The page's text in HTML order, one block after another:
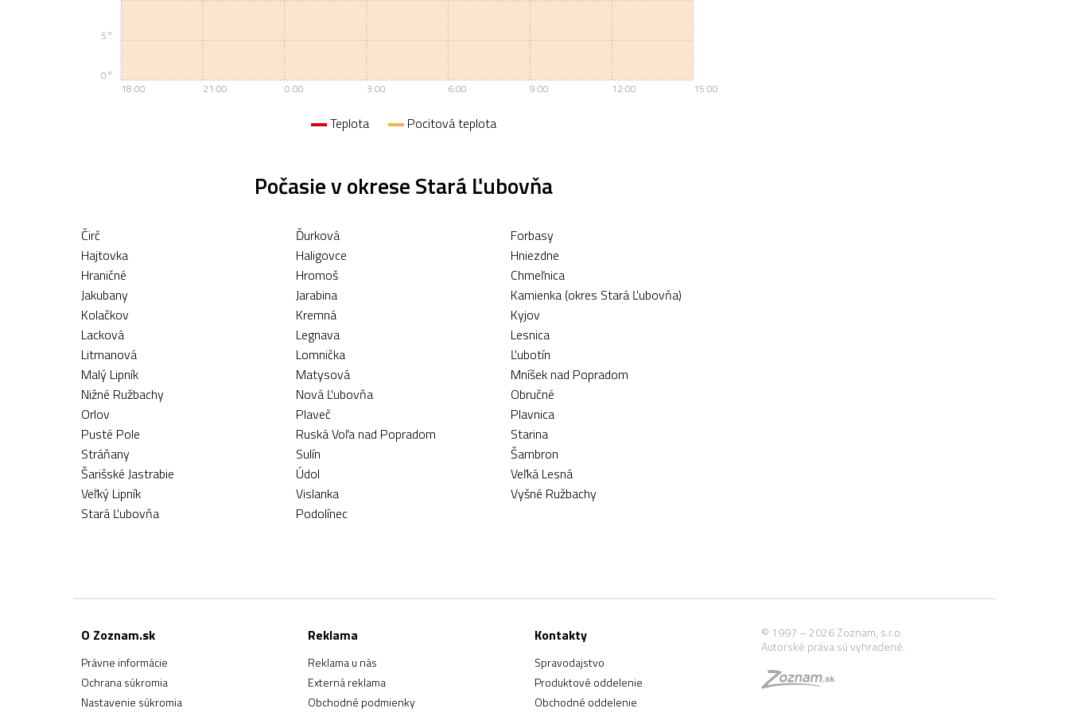
18:00 21:00 0:00 3:00 6:00 9:00 12:00 15:00
0°
5°
Teplota Pocitová teplota
Počasie v okrese Stará Ľubovňa
Čirč Ďurková
Forbasy
Hajtovka
Haligovce
Hniezdne
Hraničné
Hromoš
Chmeľnica
Jakubany
Jarabina
Kamienka (okres Stará Ľubovňa)
Kolačkov
Kremná
Kyjov
Lacková
Legnava
Lesnica
Litmanová
Lomnička
Ľubotín
Malý Lipník
Matysová
Mníšek nad Popradom
Nižné Ružbachy
Nová Ľubovňa
Obručné
Orlov
Plaveč
Plavnica
Pusté Pole
Ruská Voľa nad Popradom
Starina
Stráňany
Sulín
Šambron
Šarišské Jastrabie
Údol
Veľká Lesná
Veľký Lipník
Vislanka
Vyšné Ružbachy
Stará Ľubovňa
Podolínec
O Zoznam.sk
Právne informácie
Ochrana súkromia
Nastavenie súkromia
Reklama
Reklama u nás
Externá reklama
Obchodné podmienky
Kontakty
Spravodajstvo
Produktové oddelenie
Obchodné oddelenie
© 1997 – 2026 Zoznam, s.r.o.
Autorské práva sú vyhradené.